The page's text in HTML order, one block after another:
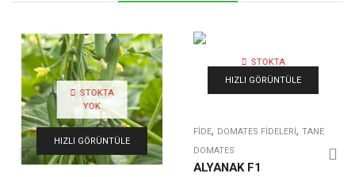
STOKTA
YOK
HIZLI GÖRÜNTÜLE
STOKTA
YOK
HIZLI GÖRÜNTÜLE
FIDE, DOMATES FIDELERI, TANE
DOMATES
ALYANAK F1